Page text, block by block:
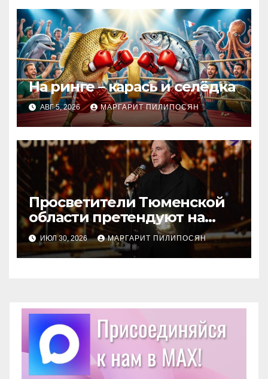
На ринге – карась и селёдка
АВГ 5, 2026 МАРГАРИТ ПИЛИПОСЯН
Просветители Тюменской
области претендуют на
награду Знание.Премия
ИЮЛ 30, 2026 МАРГАРИТ ПИЛИПОСЯН